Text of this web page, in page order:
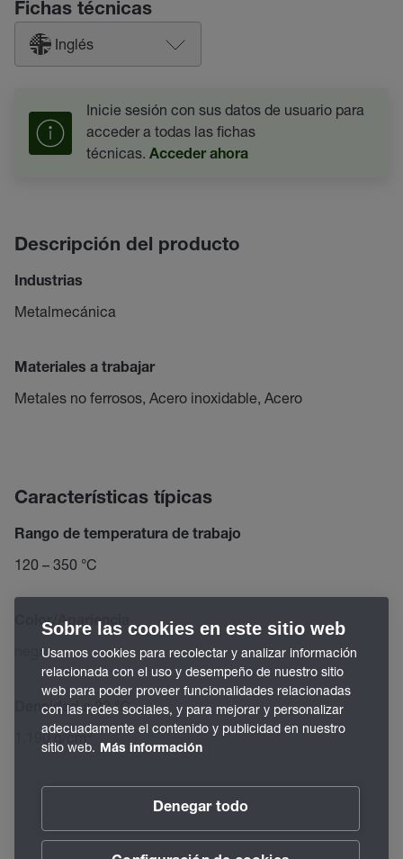
Fichas técnicas
Inglés
Inicie sesión con sus datos de usuario para
acceder a todas las fichas
técnicas. Acceder ahora
Descripción del producto
Industrias
Metalmecánica
Materiales a trabajar
Metales no ferrosos, Acero inoxidable, Acero
Características típicas
Rango de temperatura de trabajo
120 – 350 °C
Color/Apariencia
negro
Densidad a 20 °C
1.190 g/cm³
Sobre las cookies en este sitio web
Usamos cookies para recolectar y analizar información
relacionada con el uso y desempeño de nuestro sitio
web para poder proveer funcionalidades relacionadas
con las redes sociales, y para mejorar y personalizar
adecuadamente el contenido y publicidad en nuestro
sitio web. Más información
Denegar todo